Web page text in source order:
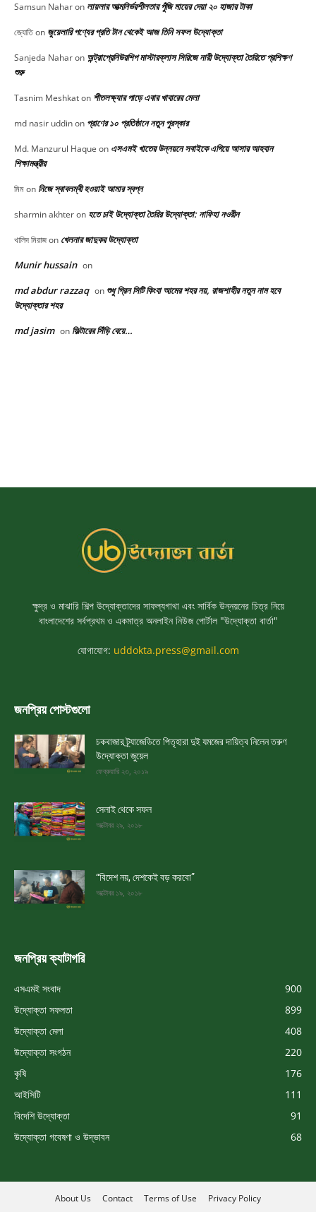
ক্ষুদ্র ও মাঝারি শিল্প উদ্যোক্তাদের সাফল্যগাথা এবং সার্বিক উন্নয়নের চিত্র নিয়ে
বাংলাদেশের সর্বপ্রথম ও একমাত্র অনলাইন নিউজ পোর্টাল "উদ্যোক্তা বার্তা"
যোগাযোগ: uddokta.press@gmail.com
জনপ্রিয় পোস্টগুলো
চকবাজার ট্র্যাজেডিতে পিতৃহারা দুই যমজের দায়িত্ব নিলেন তরুণ
উদ্যোক্তা জুয়েল
ফেব্রুয়ারি ২৩, ২০১৯
সেলাই থেকে সফল
অক্টোবর ২৯, ২০১৮
“বিদেশ নয়, দেশকেই বড় করবো”
অক্টোবর ১৯, ২০১৮
জনপ্রিয় ক্যাটাগরি
এসএমই সংবাদ
900
উদ্যোক্তা সফলতা
899
উদ্যোক্তা মেলা
408
উদ্যোক্তা সংগঠন
220
কৃষি
176
আইসিটি
111
বিদেশি উদ্যোক্তা
91
উদ্যোক্তা গবেষণা ও উদ্ভাবন
68
About Us Contact Terms of Use Privacy Policy